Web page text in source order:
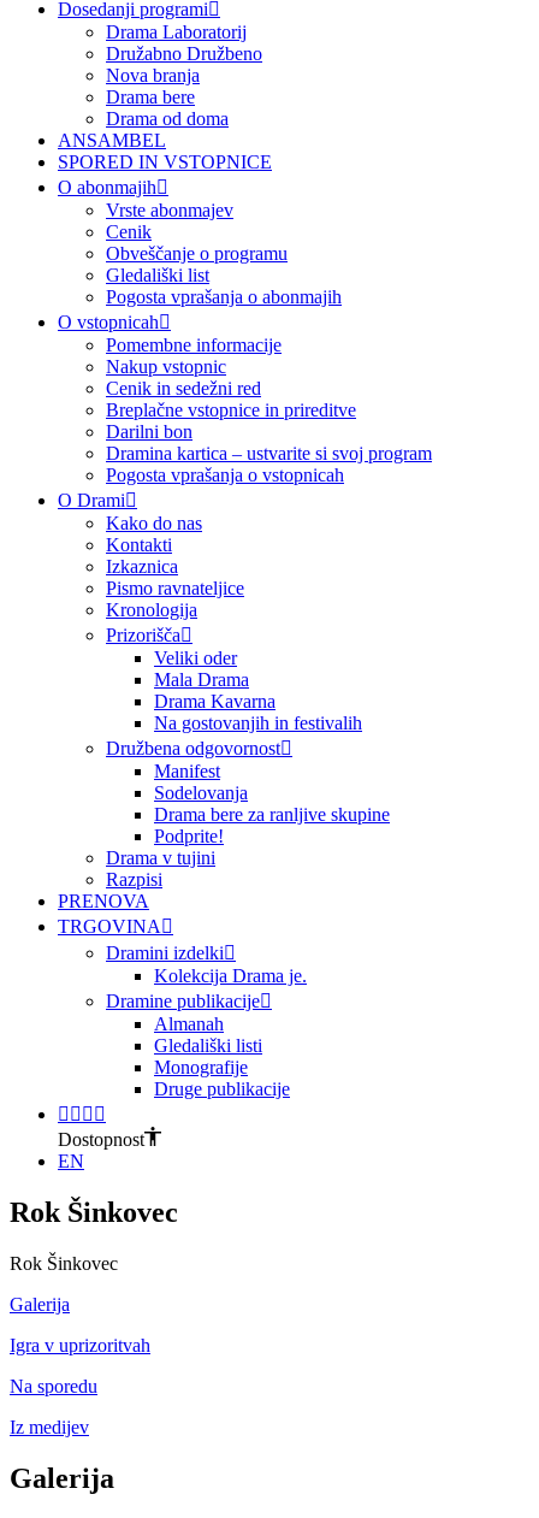
Dosedanji programi
Drama Laboratorij
Družabno Družbeno
Nova branja
Drama bere
Drama od doma
ANSAMBEL
SPORED IN VSTOPNICE
O abonmajih
Vrste abonmajev
Cenik
Obveščanje o programu
Gledališki list
Pogosta vprašanja o abonmajih
O vstopnicah
Pomembne informacije
Nakup vstopnic
Cenik in sedežni red
Breplačne vstopnice in prireditve
Darilni bon
Dramina kartica – ustvarite si svoj program
Pogosta vprašanja o vstopnicah
O Drami
Kako do nas
Kontakti
Izkaznica
Pismo ravnateljice
Kronologija
Prizorišča
Veliki oder
Mala Drama
Drama Kavarna
Na gostovanjih in festivalih
Družbena odgovornost
Manifest
Sodelovanja
Drama bere za ranljive skupine
Podprite!
Drama v tujini
Razpisi
PRENOVA
TRGOVINA
Dramini izdelki
Kolekcija Drama je.
Dramine publikacije
Almanah
Gledališki listi
Monografije
Druge publikacije
Dostopnost
EN
Rok Šinkovec
Rok Šinkovec
Galerija
Igra v uprizoritvah
Na sporedu
Iz medijev
Galerija